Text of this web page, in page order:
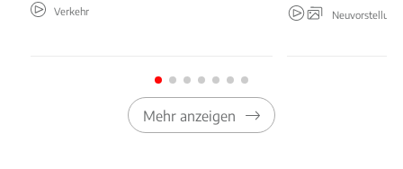
Verkehr
Mehr anzeigen